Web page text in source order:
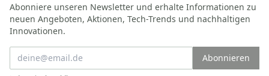
Abonniere unseren Newsletter und erhalte Informationen zu
neuen Angeboten, Aktionen, Tech-Trends und nachhaltigen
Innovationen.
Abonnieren